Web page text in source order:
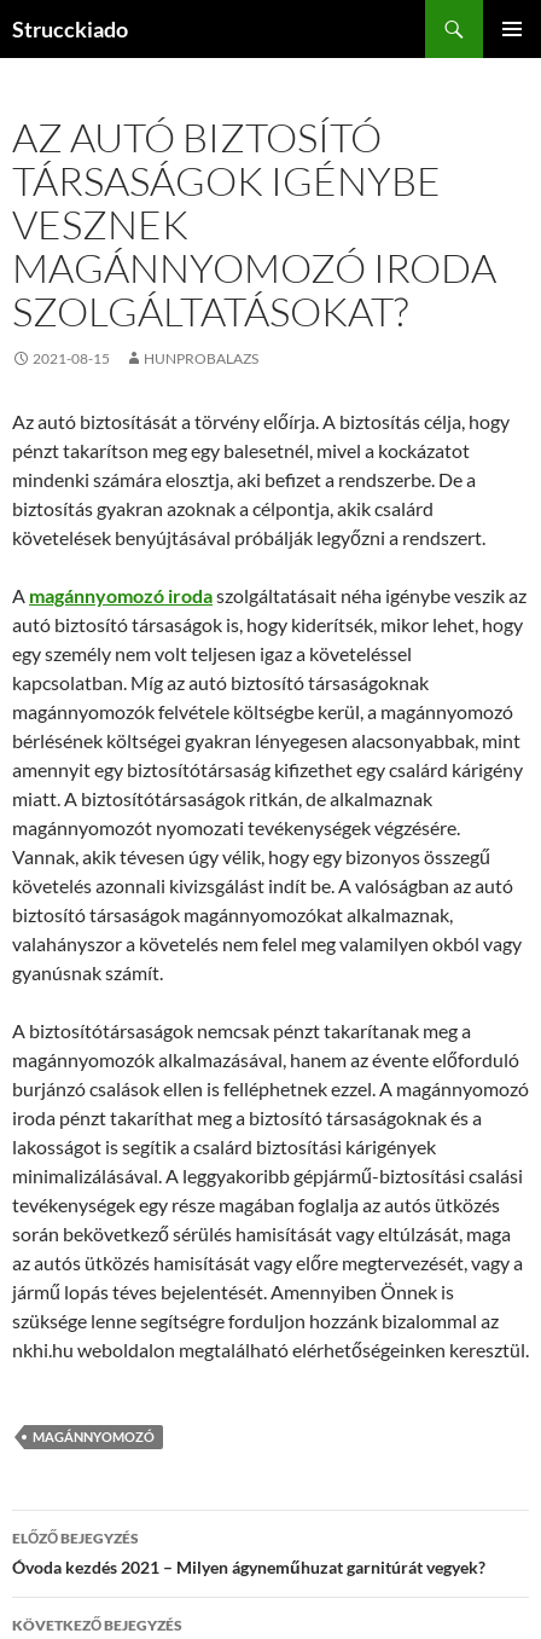
Strucckiado
AZ AUTÓ BIZTOSÍTÓ
TÁRSASÁGOK IGÉNYBE
VESZNEK
MAGÁNNYOMOZÓ IRODA
SZOLGÁLTATÁSOKAT?
2021-08-15 HUNPROBALAZS
Az autó biztosítását a törvény előírja. A biztosítás célja, hogy
pénzt takarítson meg egy balesetnél, mivel a kockázatot
mindenki számára elosztja, aki befizet a rendszerbe. De a
biztosítás gyakran azoknak a célpontja, akik csalárd
követelések benyújtásával próbálják legyőzni a rendszert.
A magánnyomozó irodaszolgáltatásait néha igénybe veszik az
autó biztosító társaságok is, hogy kiderítsék, mikor lehet, hogy
egy személy nem volt teljesen igaz a követeléssel
kapcsolatban. Míg az autó biztosító társaságoknak
magánnyomozók felvétele költségbe kerül, a magánnyomozó
bérlésének költségei gyakran lényegesen alacsonyabbak, mint
amennyit egy biztosítótársaság kifizethet egy csalárd kárigény
miatt. A biztosítótársaságok ritkán, de alkalmaznak
magánnyomozót nyomozati tevékenységek végzésére.
Vannak, akik tévesen úgy vélik, hogy egy bizonyos összegű
követelés azonnali kivizsgálást indít be. A valóságban az autó
biztosító társaságok magánnyomozókat alkalmaznak,
valahányszor a követelés nem felel meg valamilyen okból vagy
gyanúsnak számít.
A biztosítótársaságok nemcsak pénzt takarítanak meg a
magánnyomozók alkalmazásával, hanem az évente előforduló
burjánzó csalások ellen is felléphetnek ezzel. A magánnyomozó
iroda pénzt takaríthat meg a biztosító társaságoknak és a
lakosságot is segítik a csalárd biztosítási kárigények
minimalizálásával. A leggyakoribb gépjármű-biztosítási csalási
tevékenységek egy része magában foglalja az autós ütközés
során bekövetkező sérülés hamisítását vagy eltúlzását, maga
az autós ütközés hamisítását vagy előre megtervezését, vagy a
jármű lopás téves bejelentését. Amennyiben Önnek is
szüksége lenne segítségre forduljon hozzánk bizalommal az
nkhi.hu weboldalon megtalálható elérhetőségeinken keresztül.
MAGÁNNYOMOZÓ
Bejegyzések
navigációja
ELŐZŐ BEJEGYZÉS
Óvoda kezdés 2021 – Milyen ágyneműhuzat garnitúrát vegyek?
KÖVETKEZŐ BEJEGYZÉS